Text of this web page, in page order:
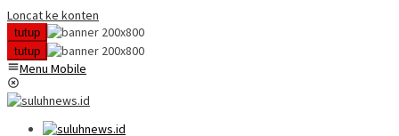
Loncat ke konten
tutup
tutup
Menu Mobile